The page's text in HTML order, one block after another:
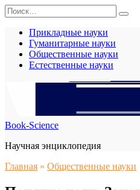
Перейти
к
содержанию
Search
for:
Прикладные науки
Гуманитарные науки
Общественные науки
Естественные науки
Book-Science
Научная энциклопедия
Главная » Общественные науки